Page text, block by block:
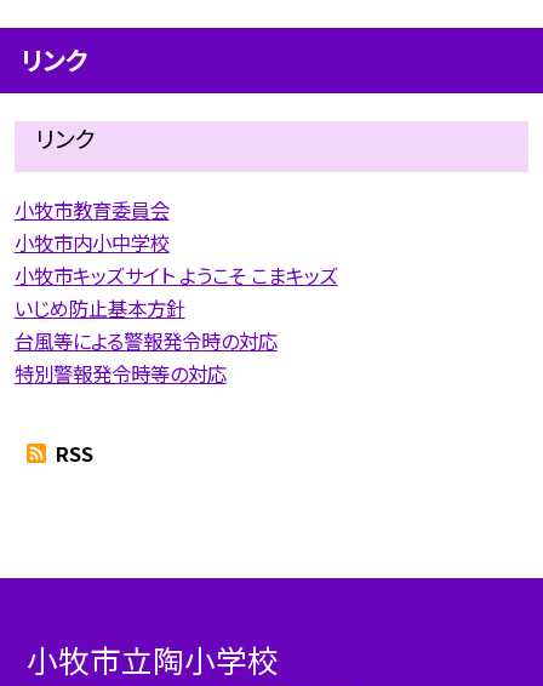
リンク
リンク
小牧市教育委員会
小牧市内小中学校
小牧市キッズサイト ようこそ こまキッズ
いじめ防止基本方針
台風等による警報発令時の対応
特別警報発令時等の対応
RSS
小牧市立陶小学校